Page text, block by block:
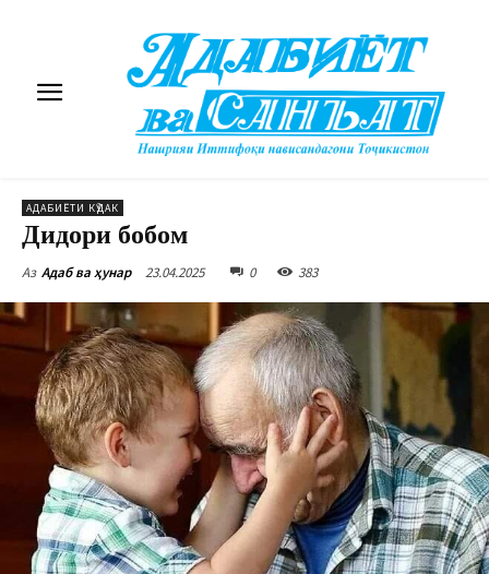
АДАБИЁТИ КӮДАК
Дидори бобом
Аз Адаб ва ҳунар 23.04.2025 0 383